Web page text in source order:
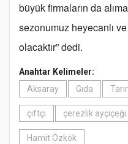
büyük firmaların da
sezonumuz heyecanlı
olacaktır” dedi.
Anahtar Kelimeler:
Aksaray
Gıda
çiftçi çerezlik ayçiçeği
Hamit Özkök